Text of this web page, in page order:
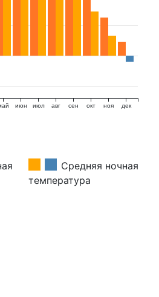
июн июл авг сен окт ноя дек
Средняя ночная
температура